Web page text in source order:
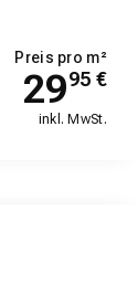
Preis pro m²
2995 €
inkl. MwSt.